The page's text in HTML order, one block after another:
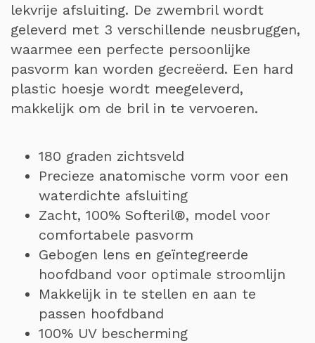
lekvrije afsluiting. De zwembril wordt
geleverd met 3 verschillende neusbruggen,
waarmee een perfecte persoonlijke
pasvorm kan worden gecreëerd. Een hard
plastic hoesje wordt meegeleverd,
makkelijk om de bril in te vervoeren.
180 graden zichtsveld
Precieze anatomische vorm voor een
waterdichte afsluiting
Zacht, 100% Softeril®, model voor
comfortabele pasvorm
Gebogen lens en geïntegreerde
hoofdband voor optimale stroomlijn
Makkelijk in te stellen en aan te
passen hoofdband
100% UV bescherming